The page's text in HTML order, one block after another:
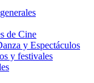
de Cine
y Espectáculos
y festivales